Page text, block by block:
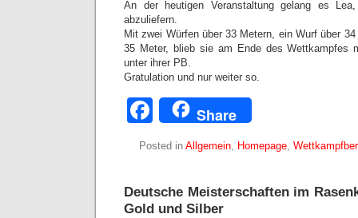
An der heutigen Veranstaltung gelang es
abzuliefern.
Mit zwei Würfen über 33 Metern, ein Wurf über
35 Meter, blieb sie am Ende des Wettkampfes
unter ihrer PB.
Gratulation und nur weiter so.
Facebook
Share
Posted in Allgemein, Homepage,
Deutsche Meisterschaften im
Gold und Silber